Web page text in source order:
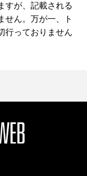
すが、記載される
せん。万が一、ト
行っておりません